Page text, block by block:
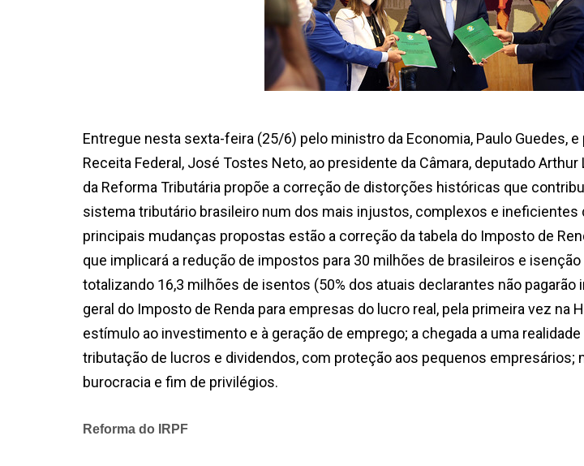
Entregue nesta sexta-feira (25/6) pelo ministro da Economia, Paulo Guedes,
Receita Federal, José Tostes Neto, ao presidente da Câmara, deputado Arthur
da Reforma Tributária propõe a correção de distorções históricas que
sistema tributário brasileiro num dos mais injustos, complexos e ineficientes
principais mudanças propostas estão a correção da tabela do Imposto de
que implicará a redução de impostos para 30 milhões de brasileiros e
totalizando 16,3 milhões de isentos (50% dos atuais declarantes não pagarão
geral do Imposto de Renda para empresas do lucro real, pela primeira vez na
estímulo ao investimento e à geração de emprego; a chegada a uma
tributação de lucros e dividendos, com proteção aos pequenos empresários;
burocracia e fim de privilégios.
Reforma do IRPF